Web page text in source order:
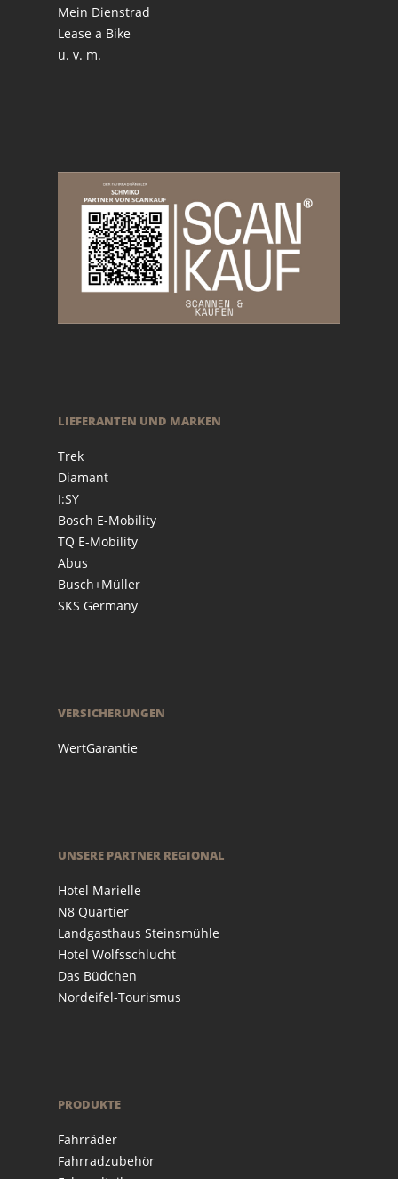
Mein Dienstrad
Lease a Bike
u. v. m.
LIEFERANTEN UND MARKEN
Trek
Diamant
I:SY
Bosch E-Mobility
TQ E-Mobility
Abus
Busch+Müller
SKS Germany
VERSICHERUNGEN
WertGarantie
UNSERE PARTNER REGIONAL
Hotel Marielle
N8 Quartier
Landgasthaus Steinsmühle
Hotel Wolfsschlucht
Das Büdchen
Nordeifel-Tourismus
PRODUKTE
Fahrräder
Fahrradzubehör